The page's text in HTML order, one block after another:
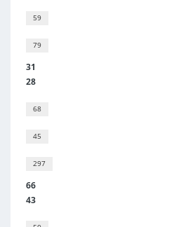
59
79
31
28
68
45
297
66
43